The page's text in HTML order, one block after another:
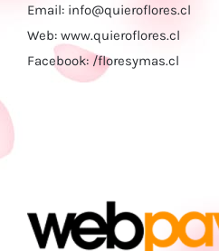
Email: info@quieroflores.cl
Web: www.quieroflores.cl
Facebook: /floresymas.cl